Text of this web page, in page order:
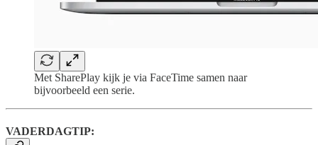
Met SharePlay kijk je via FaceTime samen naar
bijvoorbeeld een serie.
VADERDAGTIP: